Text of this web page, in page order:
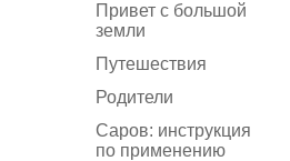
Привет с большой
земли
Путешествия
Родители
Саров: инструкция
по применению